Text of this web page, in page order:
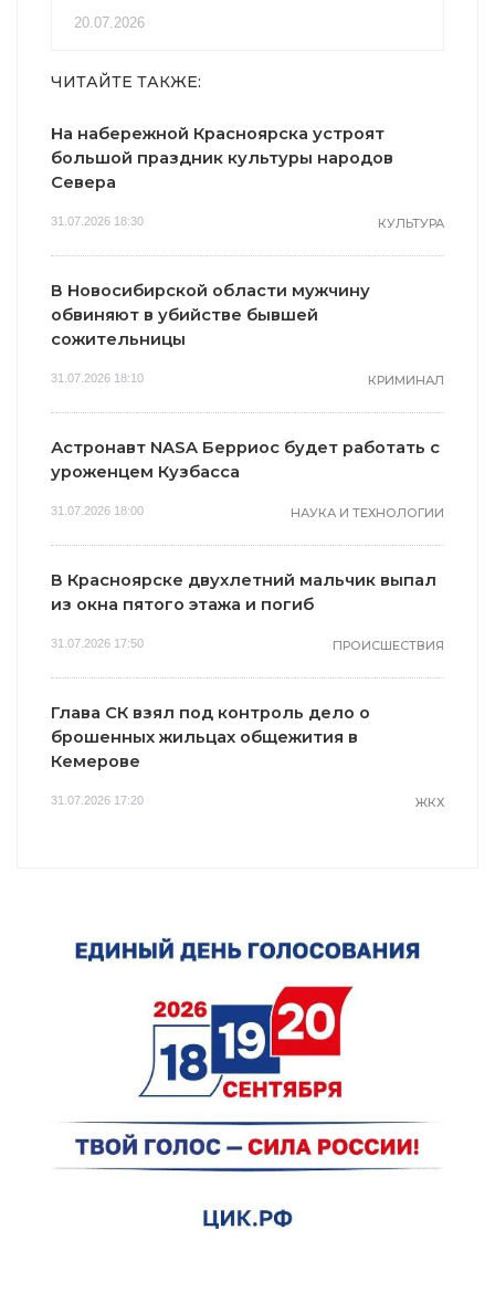
20.07.2026
ЧИТАЙТЕ ТАКЖЕ:
На набережной Красноярска устроят
большой праздник культуры народов
Севера
31.07.2026 18:30 КУЛЬТУРА
В Новосибирской области мужчину
обвиняют в убийстве бывшей
сожительницы
31.07.2026 18:10 КРИМИНАЛ
Астронавт NASA Берриос будет работать с
уроженцем Кузбасса
31.07.2026 18:00 НАУКА И ТЕХНОЛОГИИ
В Красноярске двухлетний мальчик выпал
из окна пятого этажа и погиб
31.07.2026 17:50 ПРОИСШЕСТВИЯ
Глава СК взял под контроль дело о
брошенных жильцах общежития в
Кемерове
31.07.2026 17:20 ЖКХ